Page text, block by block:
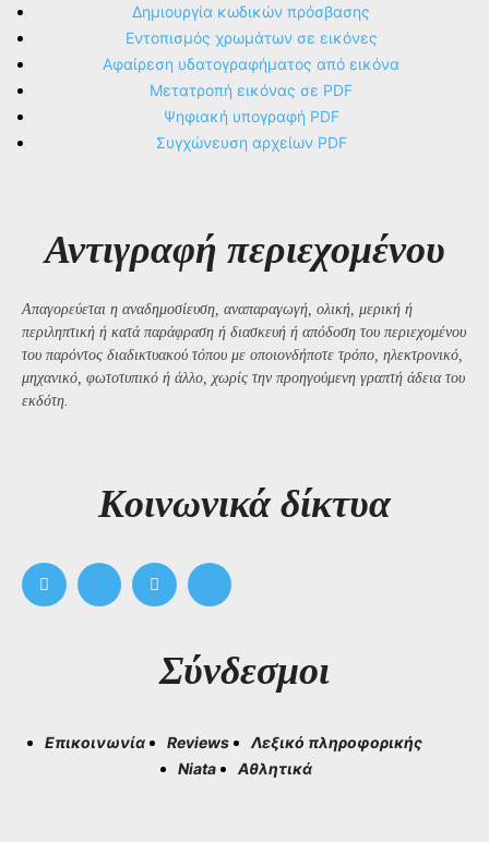
Δημιουργία κωδικών πρόσβασης
Εντοπισμός χρωμάτων σε εικόνες
Αφαίρεση υδατογραφήματος από εικόνα
Μετατροπή εικόνας σε PDF
Ψηφιακή υπογραφή PDF
Συγχώνευση αρχείων PDF
Αντιγραφή περιεχομένου
Απαγορεύεται η αναδημοσίευση, αναπαραγωγή, ολική, μερική ή
περιληπτική ή κατά παράφραση ή διασκευή ή απόδοση του περιεχομένου
του παρόντος διαδικτυακού τόπου με οποιονδήποτε τρόπο, ηλεκτρονικό,
μηχανικό, φωτοτυπικό ή άλλο, χωρίς την προηγούμενη γραπτή άδεια του
εκδότη.
Kοινωνικά δίκτυα
Σύνδεσμοι
Επικοινωνία Reviews
Λεξικό πληροφορικής
Niata
Αθλητικά